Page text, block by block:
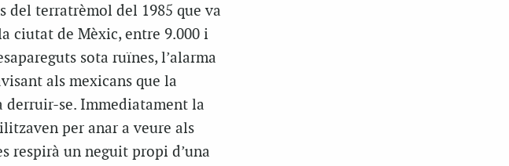
del terratrèmol del 1985 que va
ciutat de Mèxic, entre 9.000 i
sota ruïnes, l’alarma
als mexicans que la
derruir-se. Immediatament la
per anar a veure als
respirà un neguit propi d’una